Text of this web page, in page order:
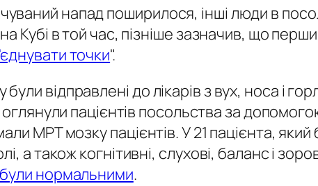
напад поширилося, інші люди в
Кубі в той час, пізніше зазначив, що
точки".
відправлені до лікарів з вух, носа і
оглянули пацієнтів посольства за
МРТ мозку пацієнтів. У 21 пацієнта,
а також когнітивні, слухові, баланс і
нормальними.